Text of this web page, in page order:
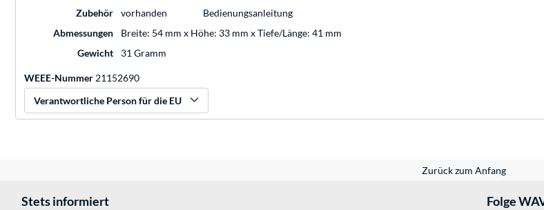
Zubehör
vorhanden
Bedienungsanleitung
Abmessungen
Breite: 54 mm x Höhe: 33 mm x Tiefe/Länge: 41 mm
Gewicht
31 Gramm
WEEE-Nummer 21152690
Verantwortliche Person für die EU
Zurück zum Anfang
Stets informiert Folge